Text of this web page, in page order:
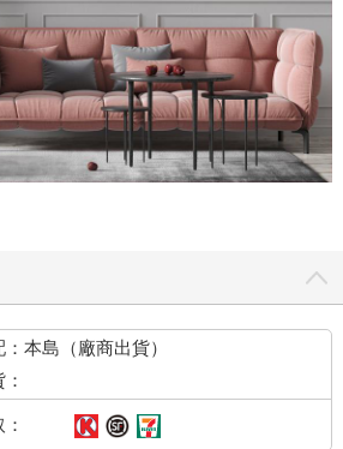
本島（廠商出貨）